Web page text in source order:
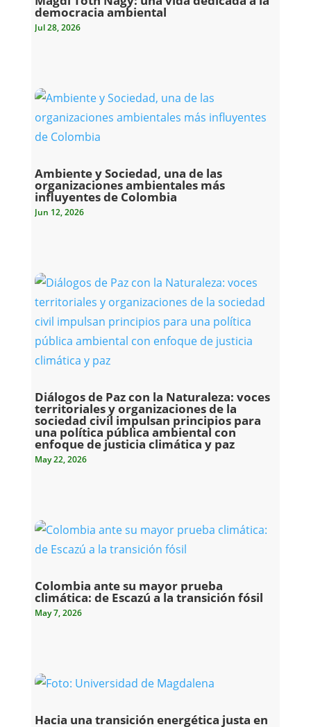
democracia ambiental
Jul 28, 2026
Ambiente y Sociedad, una de las
organizaciones ambientales más
influyentes de Colombia
Jun 12, 2026
Diálogos de Paz con la Naturaleza: voces
territoriales y organizaciones de la
sociedad civil impulsan principios para
una política pública ambiental con
enfoque de justicia climática y paz
May 22, 2026
Colombia ante su mayor prueba
climática: de Escazú a la transición fósil
May 7, 2026
Hacia una transición energética justa en